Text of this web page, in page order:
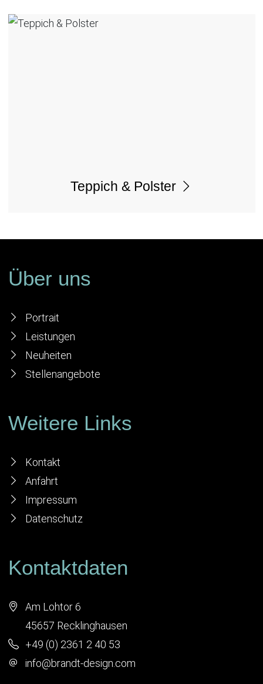
Teppich & Polster
Über uns
Portrait
Leistungen
Neuheiten
Stellenangebote
Weitere Links
Kontakt
Anfahrt
Impressum
Datenschutz
Kontaktdaten
Am Lohtor 6
45657 Recklinghausen
+49 (0) 2361 2 40 53
info@brandt-design.com